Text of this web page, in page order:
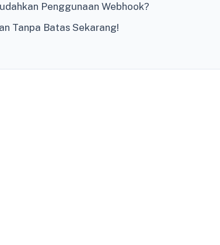
Penggunaan Webhook?
Tanpa Batas Sekarang!